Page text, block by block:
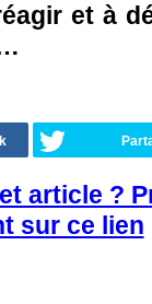
et à
article ?
sur ce lien